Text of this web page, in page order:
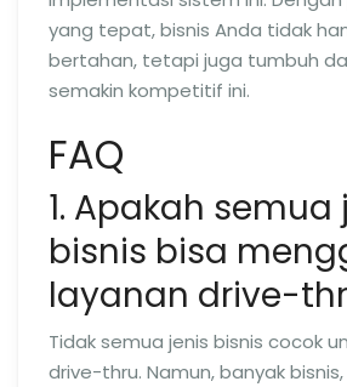
yang tepat, bisnis Anda tidak
bertahan, tetapi juga tumbuh
semakin kompetitif ini.
FAQ
1. Apakah semua
bisnis bisa
layanan drive-
Tidak semua jenis bisnis cocok
drive-thru. Namun, banyak